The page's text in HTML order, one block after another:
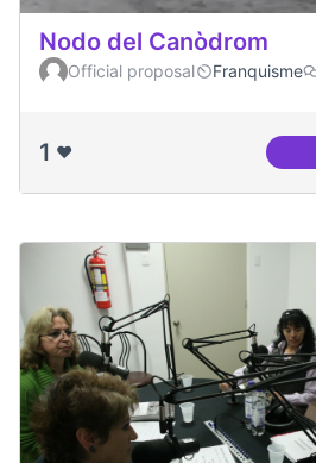
Nodo del Canòdrom
Official proposal Franquisme
1 ❤️